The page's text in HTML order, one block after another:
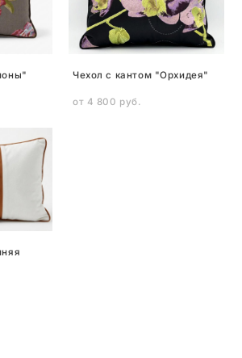
Чехол с кантом "Орхидея"
от 4 800 pуб.